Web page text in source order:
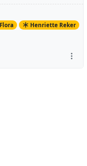
02/das-
Flora
Henriette Reker